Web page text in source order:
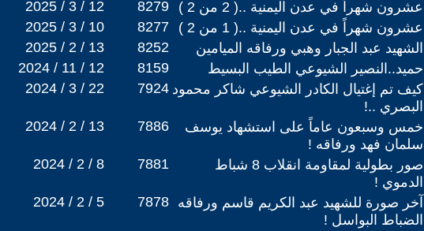
2025 / 3 / 12 8279 عشرون شهراً في عدن اليمنية ..( 2 من 2 )
2025 / 3 / 10 8277 عشرون شهراً في عدن اليمنية ..( 1 من 2 )
2025 / 2 / 13 8252 الشهيد عبد الجبار وهبي ورفاقه الميامين
2024 / 11 / 12 8159 حميد..النصير الشيوعي الطيب البسيط
2024 / 3 / 22 7924 كيف تم إغتيال الكادر الشيوعي شاكر محمود
البصري ..!
2024 / 2 / 13 7886
خمس وسبعون عاماً على استشهاد يوسف
سلمان فهد ورفاقه !
2024 / 2 / 8 7881
صور بطولية لمقاومة انقلاب 8 شباط
الدموي !
2024 / 2 / 5 7878 آخر صورة للشهيد عبد الكريم قاسم ورفاقه
الضباط البواسل !